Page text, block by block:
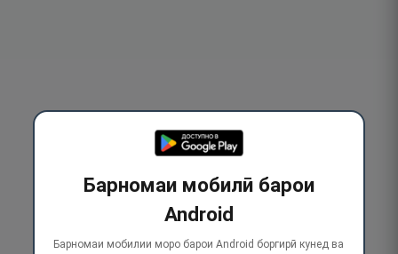
Барномаи мобилӣ барои
Android
Барномаи мобилии моро барои Android боргирӣ кунед ва